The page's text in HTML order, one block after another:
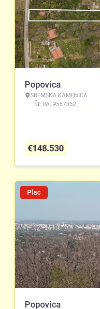
Popovica
SREMSKA KAMENICA
ŠIFRA: #567852
€148.530
Plac
Popovica